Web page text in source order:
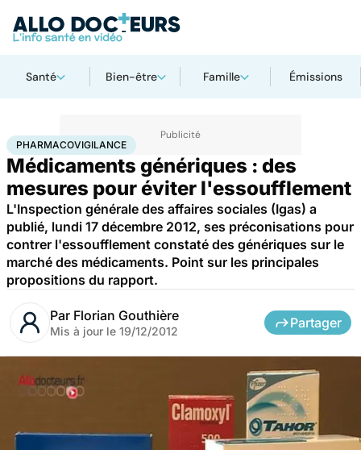
Santé Bien-être Famille Émissions
AccueilSantéPharmacovigilance
PHARMACOVIGILANCE
Médicaments génériques : des
mesures pour éviter l'essoufflement
L'Inspection générale des affaires sociales (Igas) a
publié, lundi 17 décembre 2012, ses préconisations pour
contrer l'essoufflement constaté des génériques sur le
marché des médicaments. Point sur les principales
propositions du rapport.
Par Florian Gouthière
Mis à jour le 19/12/2012
Partager